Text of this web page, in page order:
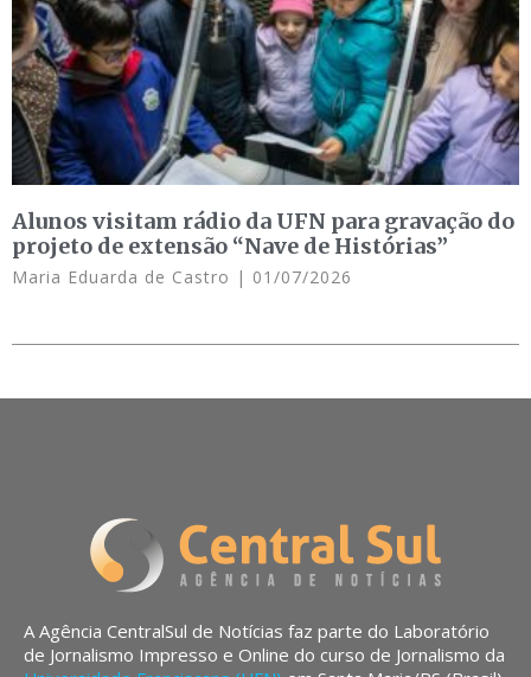
Alunos visitam rádio da UFN para gravação do
projeto de extensão “Nave de Histórias”
Maria Eduarda de Castro 01/07/2026
A Agência CentralSul de Notícias faz parte do Laboratório
de Jornalismo Impresso e Online do curso de Jornalismo da